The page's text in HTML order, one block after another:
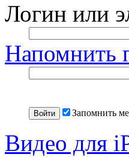
Логин или
Напомнить
Запомнить
Видео для